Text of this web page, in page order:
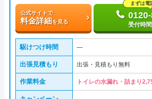
公式サイトで
料金詳細を見る
まずは電
受付時
駆けつけ時間 ―
出張見積もり 出張・見積もり無料
作業料金 トイレの水漏れ・詰まり